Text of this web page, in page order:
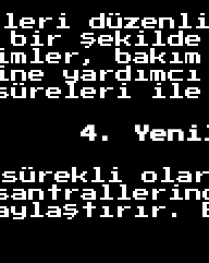
düzenli
şekilde
süreleri ile
4.